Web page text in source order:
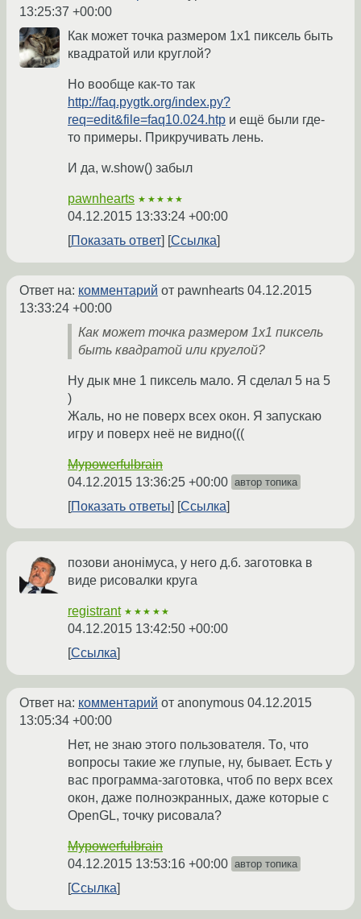
13:25:37 +00:00
Как может точка размером 1x1 пиксель быть
квадратой или круглой?
Но вообще как-то так
http://faq.pygtk.org/index.py?
req=edit&file=faq10.024.htp и ещё были где-
то примеры. Прикручивать лень.
И да, w.show() забыл
pawnhearts ★★★★★
04.12.2015 13:33:24 +00:00
Показать ответ
Ссылка
Ответ на: комментарий от pawnhearts 04.12.2015
13:33:24 +00:00
Как может точка размером 1x1 пиксель
быть квадратой или круглой?
Ну дык мне 1 пиксель мало. Я сделал 5 на 5
)
Жаль, но не поверх всех окон. Я запускаю
игру и поверх неё не видно(((
Mypowerfulbrain
04.12.2015 13:36:25 +00:00 автор топика
Показать ответы Ссылка
позови анонiмуса, у него д.б. заготовка в
виде рисовалки круга
registrant ★★★★★
04.12.2015 13:42:50 +00:00
Ссылка
Ответ на: комментарий от anonymous 04.12.2015
13:05:34 +00:00
Нет, не знаю этого пользователя. То, что
вопросы такие же глупые, ну, бывает. Есть у
вас программа-заготовка, чтоб по верх всех
окон, даже полноэкранных, даже которые с
OpenGL, точку рисовала?
Mypowerfulbrain
04.12.2015 13:53:16 +00:00 автор топика
Ссылка